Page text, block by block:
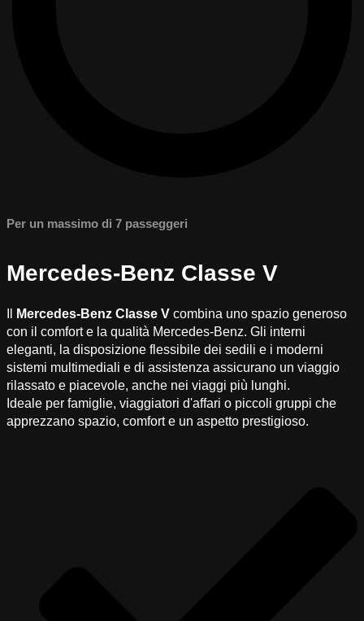
Per un massimo di 7 passeggeri
Mercedes-Benz Classe V
Mercedes-Benz Classe V combina uno spazio generoso
con il comfort e la qualità Mercedes-Benz. Gli interni
eleganti, la disposizione flessibile dei sedili e i moderni
sistemi multimediali e di assistenza assicurano un viaggio
rilassato e piacevole, anche nei viaggi più lunghi.
Ideale per famiglie, viaggiatori d'affari o piccoli gruppi che
apprezzano spazio, comfort e un aspetto prestigioso.